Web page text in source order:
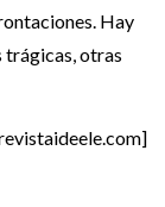
Hay
trágicas, otras